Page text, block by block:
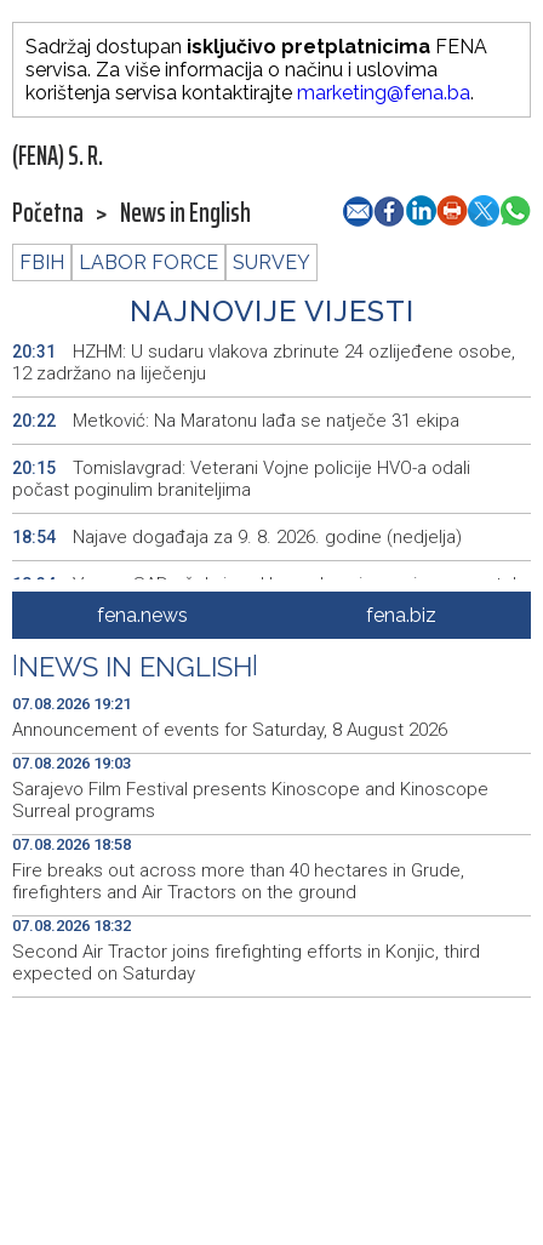
Sadržaj dostupan isključivo pretplatnicima FENA
servisa. Za više informacija o načinu i uslovima
korištenja servisa kontaktirajte marketing@fena.ba.
(FENA) S. R.
Početna > News in English
FBIH LABOR FORCE SURVEY
NAJNOVIJE VIJESTI
20:31
HZHM: U sudaru vlakova zbrinute 24 ozlijeđene osobe,
12 zadržano na liječenju
20:22 Metković: Na Maratonu lađa se natječe 31 ekipa
20:15
Tomislavgrad: Veterani Vojne policije HVO-a odali
počast poginulim braniteljima
18:54 Najave događaja za 9. 8. 2026. godine (nedjelja)
18:34
Vance: SAD očekuje od Irana da osigura siguran protok
nafte kroz Hormuški moreuz
18:21
Iranski šef sigurnosti: Hormuški moreuz će ostati
zatvoren dok SAD ne ispuni zahtjeve Teherana
18:09
Iran 'vrlo blizu' dogovora s Omanom o novoj Hormuškoj
18:05
Koncertom Marije Šerifović večeras se zatvara
manifestacija 'Dani dijaspore Travnik 2026'
17:26
Kod mosta Brčko - Gunja pronađene kosti, vještaci
sudske medicine utvrđuju porijeklo
17:15
'Pekijada' u Varešu okupila 37 ekipa iz četiri države
regiona
fena.news fena.biz
NEWS IN ENGLISH
07.08.2026 19:21
Announcement of events for Saturday, 8 August 2026
07.08.2026 19:03
Sarajevo Film Festival presents Kinoscope and Kinoscope
Surreal programs
07.08.2026 18:58
Fire breaks out across more than 40 hectares in Grude,
firefighters and Air Tractors on the ground
07.08.2026 18:32
Second Air Tractor joins firefighting efforts in Konjic, third
expected on Saturday